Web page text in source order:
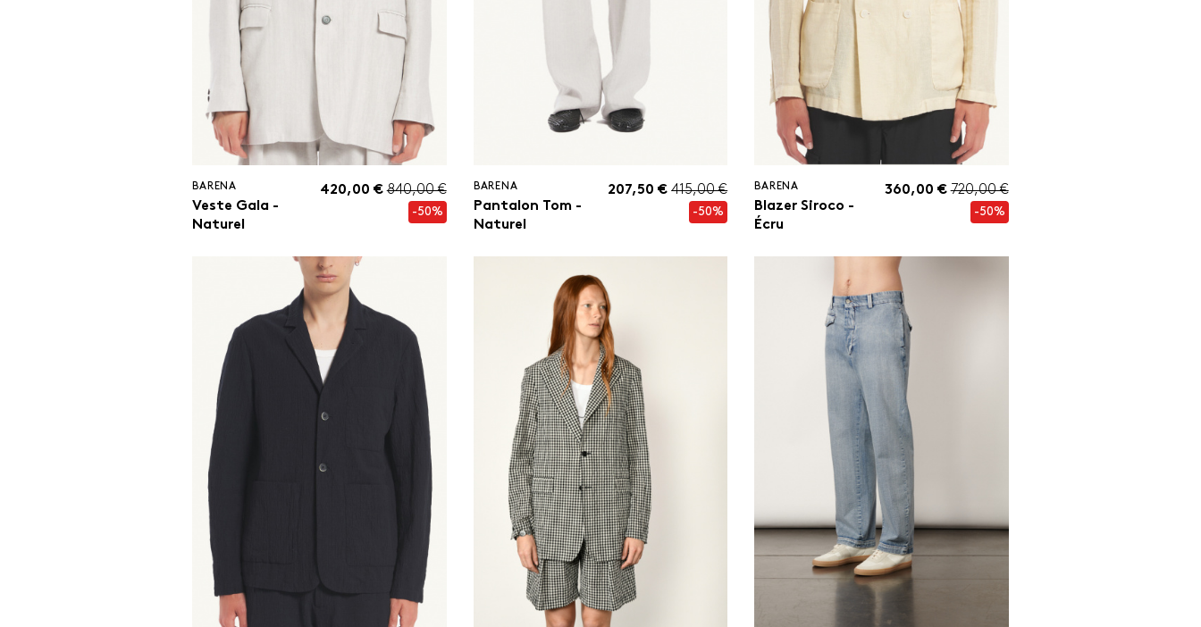
BARENA
Veste Gala -
Naturel
420,00 € 840,00 €
-50%
BARENA
Pantalon Tom -
Naturel
207,50 € 415,00 €
-50%
BARENA
Blazer Siroco -
Écru
360,00 € 720,00 €
-50%